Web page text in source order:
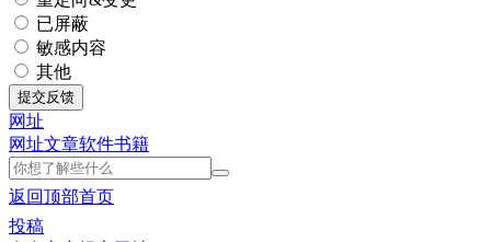
已屏蔽
敏感内容
其他
提交反馈
网址
网址文章软件书籍
返回顶部首页
投稿